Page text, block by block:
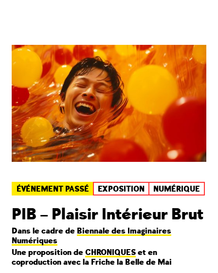
ÉVÉNEMENT PASSÉ EXPOSITION NUMÉRIQUE
PIB – Plaisir Intérieur Brut
Dans le cadre de Biennale des Imaginaires
Numériques
Une proposition de CHRONIQUES et en
coproduction avec la Friche la Belle de Mai